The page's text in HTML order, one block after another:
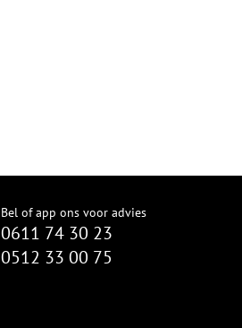
Bel of app ons voor advies
0611 74 30 23
0512 33 00 75